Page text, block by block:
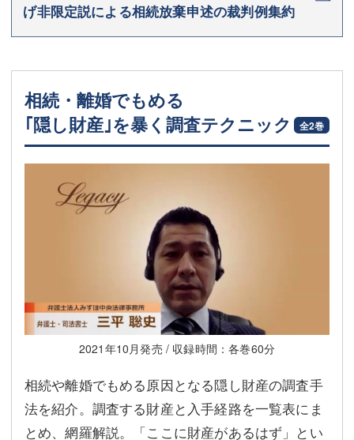
げ非限定説による相続放棄申述の裁判例集約
相続・離婚でもめる
｢隠し財産｣を暴く調査テクニック
全2巻
2021年10月発売 / 収録時間：各巻60分
相続や離婚でもめる原因となる隠し財産の調査手
法を紹介。調査する財産と入手経路を一覧表にま
とめ、網羅解説。「ここに財産があるはず」とい